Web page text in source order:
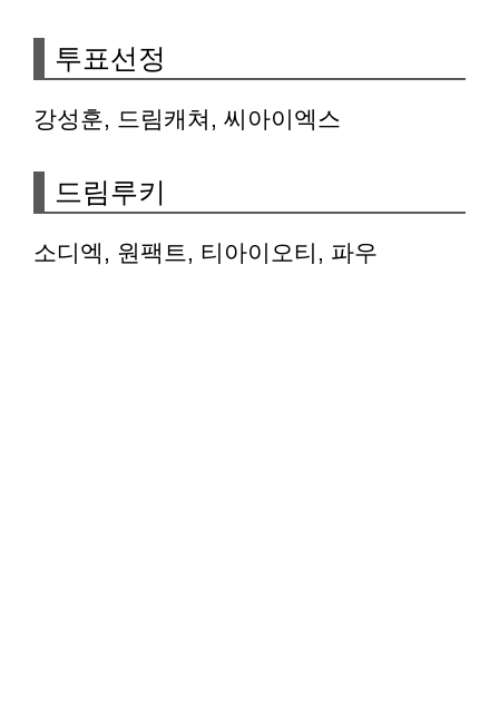
투표선정
강성훈, 드림캐쳐, 씨아이엑스
드림루키
소디엑, 원팩트, 티아이오티, 파우